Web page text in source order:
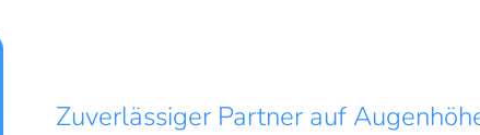
Zuverlässiger Partner auf